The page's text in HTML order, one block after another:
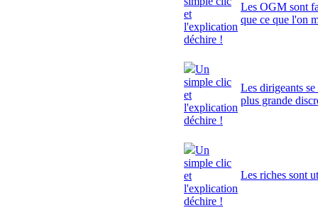
et
l'explication
déchire !
Les OGM sont
que ce que l'on
Un
simple clic
et
l'explication
déchire !
Les dirigeants
plus grande
Un
simple clic
et
l'explication
déchire !
Les riches sont